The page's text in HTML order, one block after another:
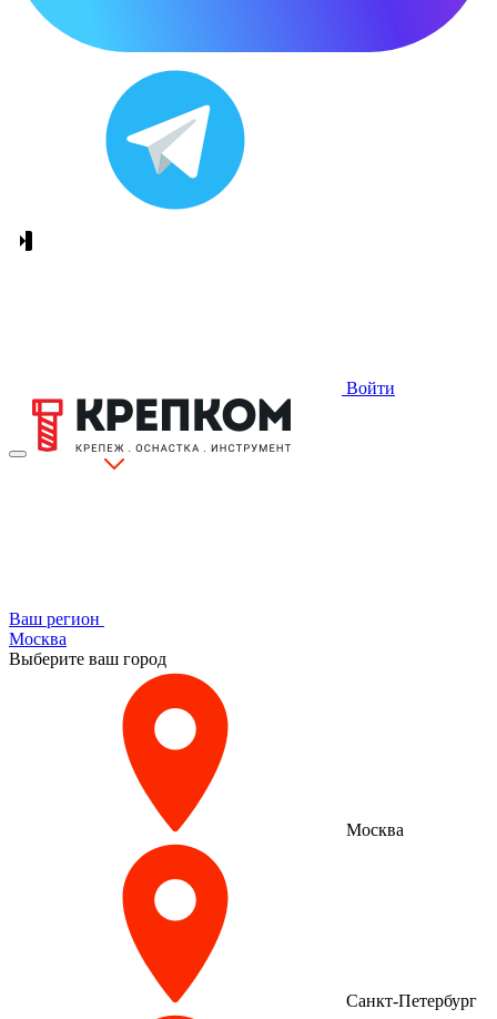
Войти
Ваш регион
Москва
Выберите ваш город
Москва
Санкт-Петербург